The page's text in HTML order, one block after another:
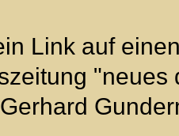
Link auf
"neues